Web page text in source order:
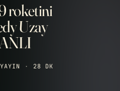
roketini
Uzay
·
28 DK